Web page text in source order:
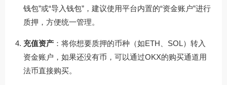
钱包”或“导入钱包”，建议使用平台内置的“资金账户”进行
质押，方便统一管理。
充值资产 ：将你想要质押的币种（如ETH、SOL）转入
资金账户，如果还没有币，可以通过OKX的购买通道用
法币直接购买。